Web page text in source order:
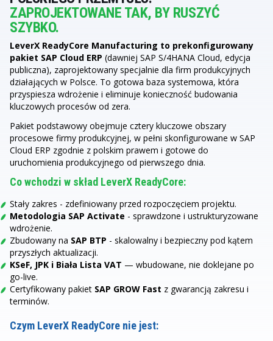
ZAPROJEKTOWANE TAK, BY RUSZYĆ
SZYBKO.
LeverX ReadyCore Manufacturing to prekonfigurowany
pakiet SAP Cloud ERP (dawniej SAP S/4HANA Cloud, edycja
publiczna), zaprojektowany specjalnie dla firm produkcyjnych
działających w Polsce. To gotowa baza systemowa, która
przyspiesza wdrożenie i eliminuje konieczność budowania
kluczowych procesów od zera.
Pakiet podstawowy obejmuje cztery kluczowe obszary
procesowe firmy produkcyjnej, w pełni skonfigurowane w SAP
Cloud ERP zgodnie z polskim prawem i gotowe do
uruchomienia produkcyjnego od pierwszego dnia.
Co wchodzi w skład LeverX ReadyCore:
Stały zakres - zdefiniowany przed rozpoczęciem projektu.
Metodologia SAP Activate - sprawdzone i ustrukturyzowane
wdrożenie.
Zbudowany na SAP BTP - skalowalny i bezpieczny pod kątem
przyszłych aktualizacji.
KSeF, JPK i Biała Lista VAT — wbudowane, nie doklejane po
go-live.
Certyfikowany pakiet SAP GROW Fast z gwarancją zakresu i
terminów.
Czym LeverX ReadyCore nie jest: